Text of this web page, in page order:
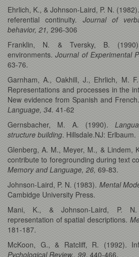
Ehrlich, K., & Johnson-Laird, P. N.
referential continuity. Journal of
behavior, 21, 296-306
Franklin, N. & Tversky, B.
environments.Journal of Experimental
63-76.
Garnham, A., Oakhill, J., Ehrlich, M.
Representations and processes in the
New evidence from Spanish and French.
Language, 34. 41-62
Gernsbacher, M. A. (1990).
structure building. Hillsdale.NJ: Erlbaum.
Glenberg, A. M., Meyer, M., & Lindem,
contribute to foregrounding during text
Memory and Language, 26, 69-83.
Johnson-Laird, P. N. (1983). Mental
Cambidge University Press.
Mani, K., & Johnson-Laird, P.
representation of spatial descriptions.
181-187.
McKoon, G., & Ratcliff, R. (1992).
Pychological Review., 99, 440-466.